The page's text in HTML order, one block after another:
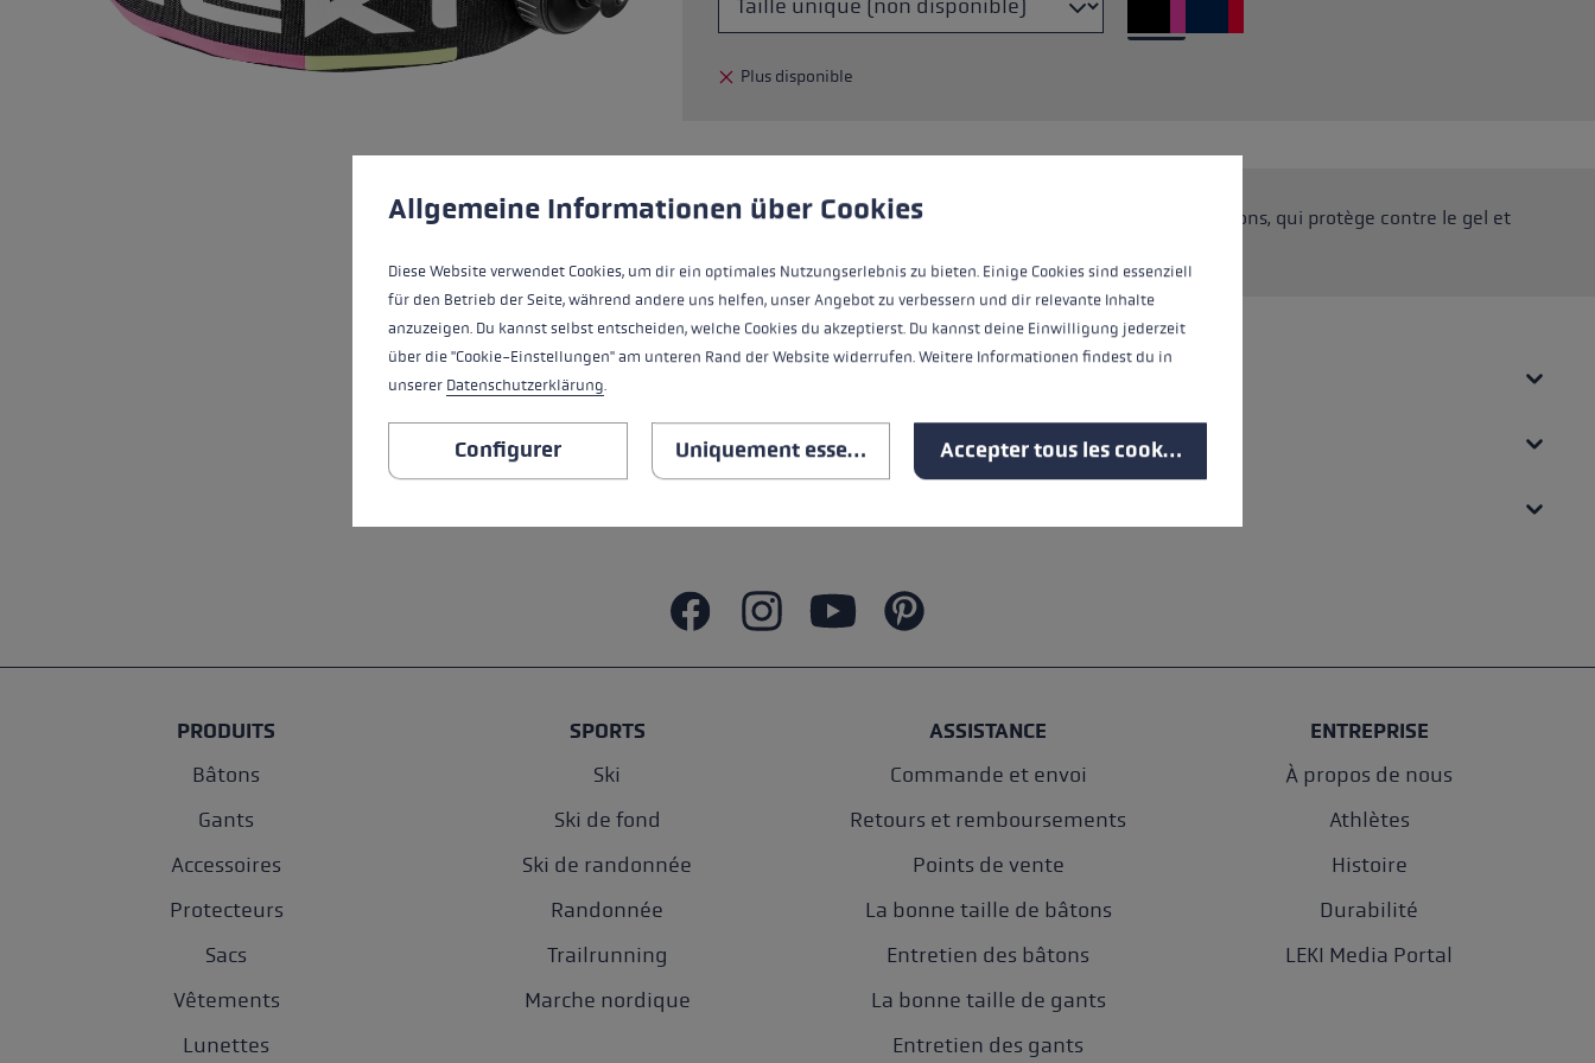
Gants extra chauds
pour les débutants
Trouvez votre taille de gants
Plus disponible
La Drinkbelt Thermo est une ceinture isolante pour les boissons, qui protège contre le gel et
AVIS (1)
PRODUITS
Bâtons
Gants
Accessoires
Protecteurs
Sacs
Vêtements
Lunettes
SPORTS
Ski
Ski de fond
Ski de randonnée
Randonnée
Trailrunning
Marche nordique
ASSISTANCE
Commande et envoi
Retours et remboursements
Points de vente
La bonne taille de bâtons
Entretien des bâtons
La bonne taille de gants
Entretien des gants
ENTREPRISE
À propos de nous
Athlètes
Histoire
Durabilité
LEKI Media Portal
This website uses cookies to give you the best possible experience. Some cookies are essential for the operation of the site, while others help us to improve our offering
Allgemeine Informationen über Cookies
Diese Website verwendet Cookies, um dir ein optimales Nutzungserlebnis zu bieten. Einige Cookies sind essenziell
für den Betrieb der Seite, während andere uns helfen, unser Angebot zu verbessern und dir relevante Inhalte
anzuzeigen. Du kannst selbst entscheiden, welche Cookies du akzeptierst. Du kannst deine Einwilligung jederzeit
über die "Cookie-Einstellungen" am unteren Rand der Website widerrufen. Weitere Informationen findest du in
unserer Datenschutzerklärung.
Configurer Uniquement essentiel Accepter tous les cookies